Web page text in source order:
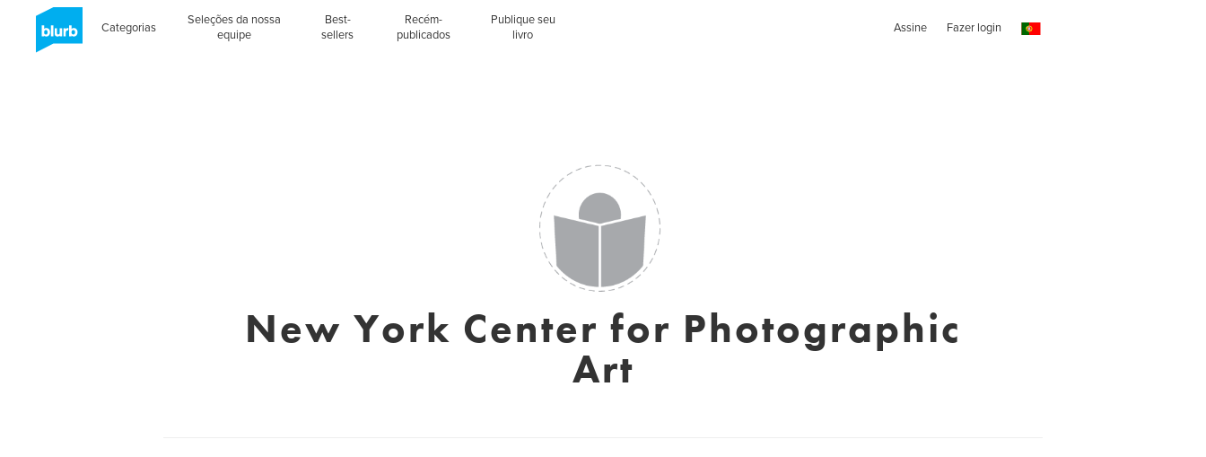
Categorias
Seleções da nossa
equipe
Best-
sellers
Recém-
publicados
Publique seu
livro
Assine Fazer login
New York Center for Photographic
Art